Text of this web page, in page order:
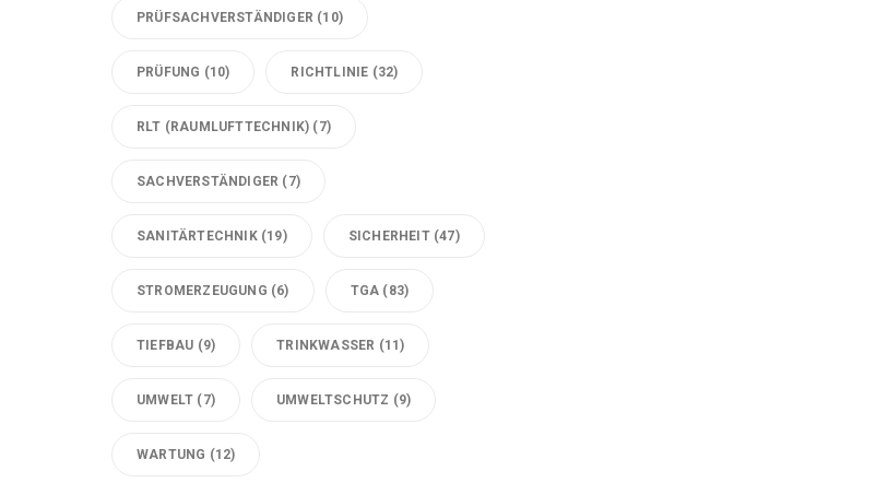
PRÜFSACHVERSTÄNDIGER (10)
PRÜFUNG (10) RICHTLINIE (32)
RLT (RAUMLUFTTECHNIK) (7)
SACHVERSTÄNDIGER (7)
SANITÄRTECHNIK(19) SICHERHEIT(47)
STROMERZEUGUNG (6) TGA (83)
TIEFBAU (9) TRINKWASSER (11)
UMWELT (7) UMWELTSCHUTZ (9)
WARTUNG (12)